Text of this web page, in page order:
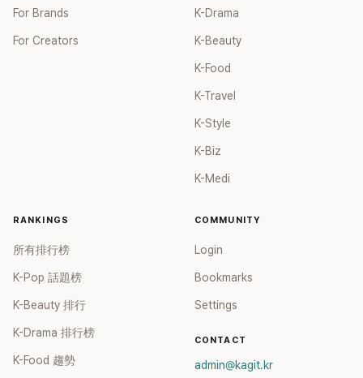
For Brands
For Creators
K-Drama
K-Beauty
K-Food
K-Travel
K-Style
K-Biz
K-Medi
RANKINGS
所有排行榜
K-Pop 話題榜
K-Beauty 排行
K-Drama 排行榜
K-Food 趨勢
COMMUNITY
Login
Bookmarks
Settings
CONTACT
admin@kagit.kr